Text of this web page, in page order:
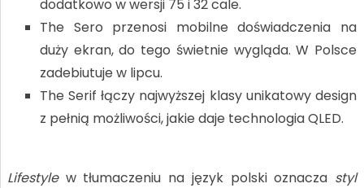
dodatkowo w wersji 75 i 32 cale.
The Sero przenosi mobilne doświadczenia na
duży ekran, do tego świetnie wygląda. W Polsce
zadebiutuje w lipcu.
The Serif łączy najwyższej klasy unikatowy design
z pełnią możliwości, jakie daje technologia QLED.
Lifestylew tłumaczeniu na język polski oznacza styl